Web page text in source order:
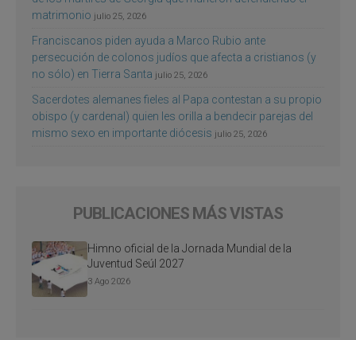
matrimonio julio 25, 2026
Franciscanos piden ayuda a Marco Rubio ante
persecución de colonos judíos que afecta a cristianos (y
no sólo) en Tierra Santa julio 25, 2026
Sacerdotes alemanes fieles al Papa contestan a su propio
obispo (y cardenal) quien les orilla a bendecir parejas del
mismo sexo en importante diócesis julio 25, 2026
PUBLICACIONES MÁS VISTAS
Himno oficial de la Jornada Mundial de la
Juventud Seúl 2027
3 Ago 2026